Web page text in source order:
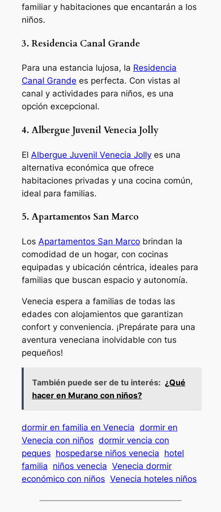
familiar y habitaciones que encantarán a los
niños.
3. Residencia Canal Grande
Para una estancia lujosa, la Residencia
Canal Grande es perfecta. Con vistas al
canal y actividades para niños, es una
opción excepcional.
4. Albergue Juvenil Venecia Jolly
El Albergue Juvenil Venecia Jollyes una
alternativa económica que ofrece
habitaciones privadas y una cocina común,
ideal para familias.
5. Apartamentos San Marco
Los Apartamentos San Marcobrindan la
comodidad de un hogar, con cocinas
equipadas y ubicación céntrica, ideales para
familias que buscan espacio y autonomía.
Venecia espera a familias de todas las
edades con alojamientos que garantizan
confort y conveniencia. ¡Prepárate para una
aventura veneciana inolvidable con tus
pequeños!
También puede ser de tu interés: ¿Qué
hacer en Murano con niños?
dormir en familia en Venecia dormir en
Venecia con niños dormir vencia con
peques hospedarse niños venecia hotel
familia niños venecia Venecia dormir
económico con niños Venecia hoteles niños